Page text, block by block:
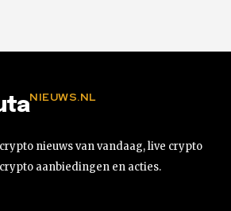
NIEUWS.NL
nieuws van vandaag, live crypto
aanbiedingen en acties.